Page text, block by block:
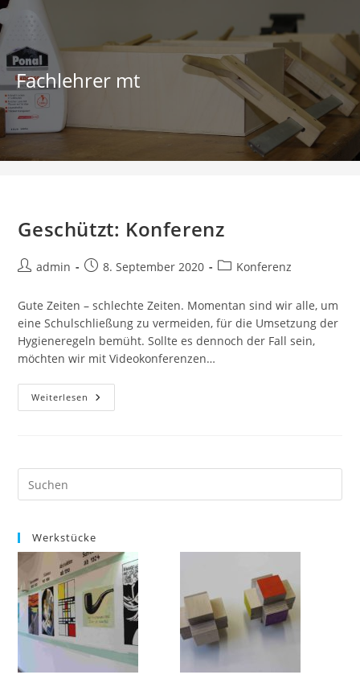
Zum
Inhalt
springen
Fachlehrer mt
Konferenz
Geschützt: Konferenz
Beitrags-
admin
Beitrag8. September 2020
Beitrags-
Konferenz
Gute Zeiten – schlechte Zeiten. Momentan sind wir alle, um
eine Schulschließung zu vermeiden, für die Umsetzung der
Hygieneregeln bemüht. Sollte es dennoch der Fall sein,
möchten wir mit Videokonferenzen…
Weiterlesen Geschützt:
Konferenz
Werkstücke